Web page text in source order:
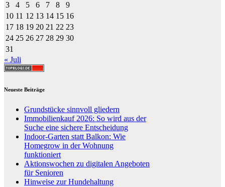
3
4 5 6 7 8
9
10 11 12 13 14 15 16
17 18 19 20 21 22 23
24 25 26 27 28 29 30
31
« Juli
Neueste Beiträge
Grundstücke sinnvoll gliedern
Immobilienkauf 2026: So wird aus der
Suche eine sichere Entscheidung
Indoor-Garten statt Balkon: Wie
Homegrow in der Wohnung
funktioniert
Aktionswochen zu digitalen Angeboten
für Senioren
Hinweise zur Hundehaltung